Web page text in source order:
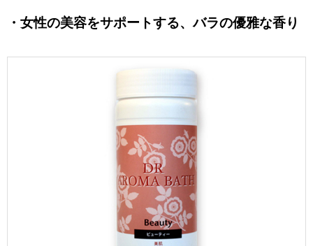
・ 女性の美容をサポートする、バラの優雅な香り